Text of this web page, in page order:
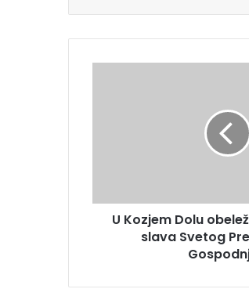
U Kozjem Dolu
slava Svetog